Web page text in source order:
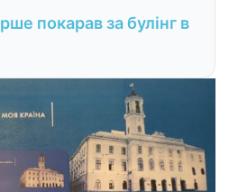
покарав за булінг в